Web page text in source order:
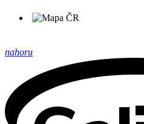
nahoru